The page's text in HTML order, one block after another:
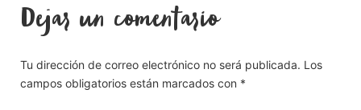
Dejar un comentario
Tu dirección de correo electrónico no será publicada. Los
campos obligatorios están marcados con *